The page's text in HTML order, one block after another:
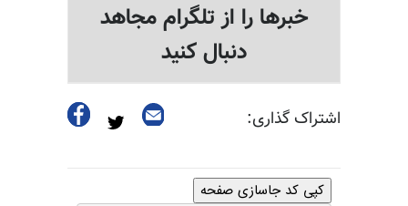
خبرها را از تلگرام مجاهد
دنبال کنید
اشتراک گذاری:
کپی کد جاسازی صفحه